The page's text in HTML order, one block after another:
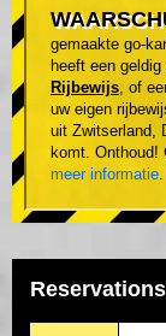
gemaakte go-
heeft een
Rijbewijs, of
uw eigen
uit Zwitserland,
komt.
meer informatie.
Reservations